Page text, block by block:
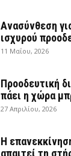
Ανασύνθεση
ισχυρού
11 Μαΐου, 2026
Προοδευτική
πάει η χώρα
27 Απριλίου, 2026
Η
απαιτεί τη